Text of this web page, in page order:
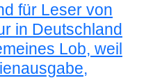
für Leser von
in Deutschland
Lob, weil